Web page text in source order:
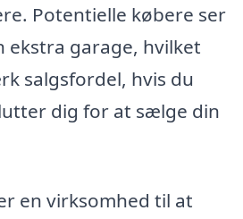
Potentielle købere ser
garage, hvilket
salgsfordel, hvis du
dig for at sælge din
en virksomhed til at